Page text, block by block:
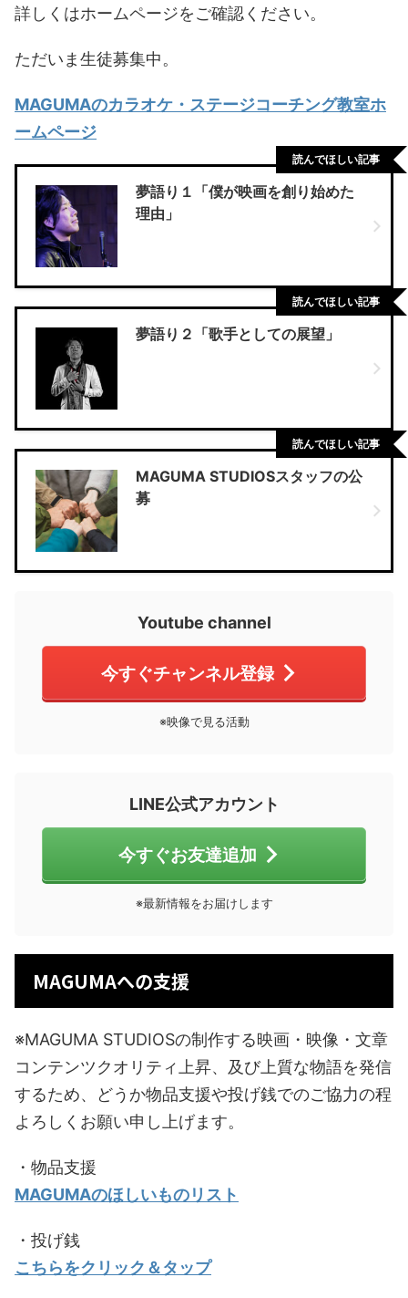
詳しくはホームページをご確認ください。
ただいま生徒募集中。
MAGUMAのカラオケ・ステージコーチング教室ホ
ームページ
夢語り１「僕が映画を創り始めた
理由」
読んでほしい記事
夢語り２「歌手としての展望」
読んでほしい記事
MAGUMA STUDIOSスタッフの公
募
読んでほしい記事
Youtube channel
今すぐチャンネル登録
※映像で見る活動
LINE公式アカウント
今すぐお友達追加
※最新情報をお届けします
MAGUMAへの支援
※MAGUMA STUDIOSの制作する映画・映像・文章
コンテンツクオリティ上昇、及び上質な物語を発信
するため、どうか物品支援や投げ銭でのご協力の程
よろしくお願い申し上げます。
・物品支援
MAGUMAのほしいものリスト
・投げ銭
こちらをクリック＆タップ